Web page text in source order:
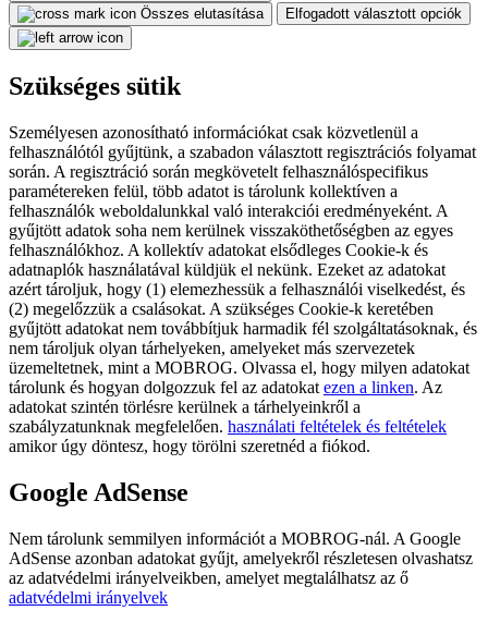
Összes elutasítása
Elfogadott választott opciók
Szükséges sütik
Személyesen azonosítható információkat csak közvetlenül a
felhasználótól gyűjtünk, a szabadon választott regisztrációs folyamat
során. A regisztráció során megkövetelt felhasználóspecifikus
paramétereken felül, több adatot is tárolunk kollektíven a
felhasználók weboldalunkkal való interakciói eredményeként. A
gyűjtött adatok soha nem kerülnek visszaköthetőségben az egyes
felhasználókhoz. A kollektív adatokat elsődleges Cookie-k és
adatnaplók használatával küldjük el nekünk. Ezeket az adatokat
azért tároljuk, hogy (1) elemezhessük a felhasználói viselkedést, és
(2) megelőzzük a csalásokat. A szükséges Cookie-k keretében
gyűjtött adatokat nem továbbítjuk harmadik fél szolgáltatásoknak, és
nem tároljuk olyan tárhelyeken, amelyeket más szervezetek
üzemeltetnek, mint a MOBROG. Olvassa el, hogy milyen adatokat
tárolunk és hogyan dolgozzuk fel az adatokat ezen a linken. Az
adatokat szintén törlésre kerülnek a tárhelyeinkről a
szabályzatunknak megfelelően. használati feltételek és feltételek
amikor úgy döntesz, hogy törölni szeretnéd a fiókod.
Google AdSense
Nem tárolunk semmilyen információt a MOBROG-nál. A Google
AdSense azonban adatokat gyűjt, amelyekről részletesen olvashatsz
az adatvédelmi irányelveikben, amelyet megtalálhatsz az ő
adatvédelmi irányelvek